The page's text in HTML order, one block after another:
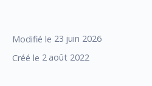
Modifié le 23 juin 2026
Créé le 2 août 2022